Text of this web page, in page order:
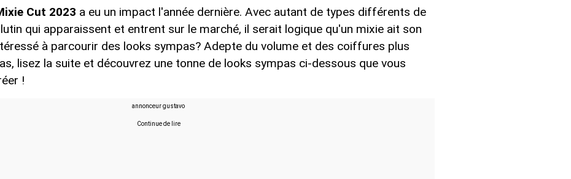
Cut 2023 a eu un impact l'année dernière. Avec autant de types différents de
qui apparaissent et entrent sur le marché, il serait logique qu'un mixie ait son
à parcourir des looks sympas? Adepte du volume et des coiffures plus
lisez la suite et découvrez une tonne de looks sympas ci-dessous que vous
!
annonceur gustavo
Continue de lire